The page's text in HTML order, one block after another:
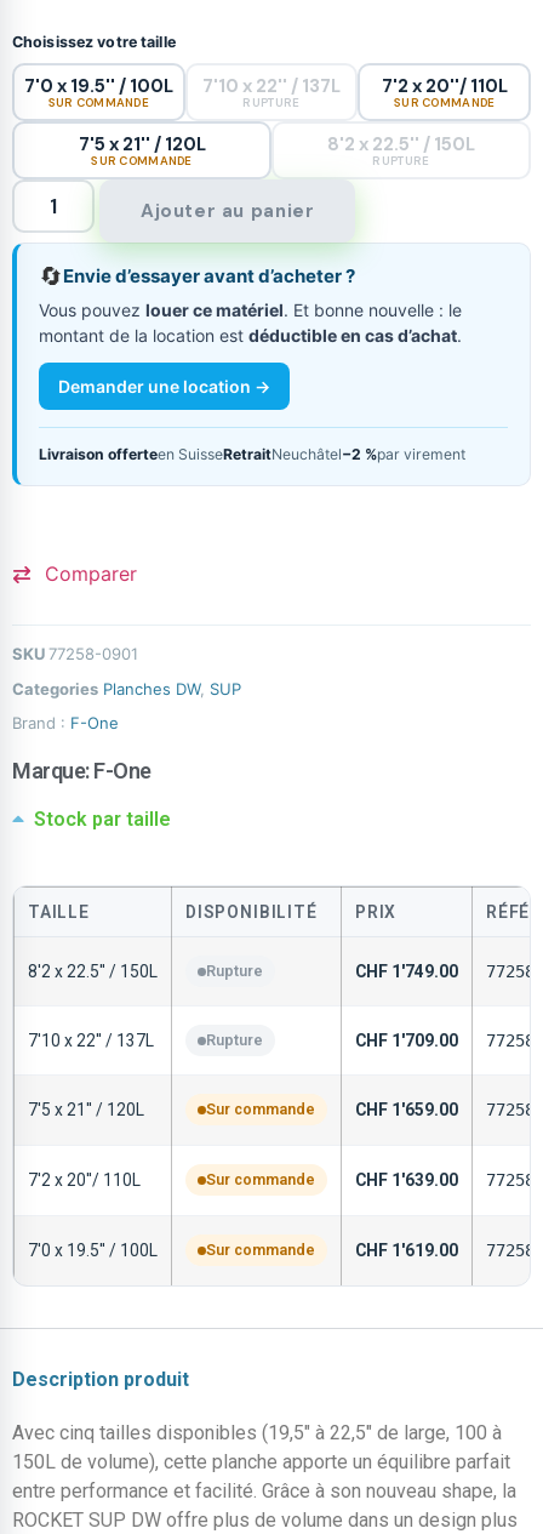
Choisissez votre taille
7'0 x 19.5'' / 100L
SUR COMMANDE
7'10 x 22'' / 137L
RUPTURE
7'2 x 20''/ 110L
SUR COMMANDE
7'5 x 21'' / 120L
SUR COMMANDE
8'2 x 22.5'' / 150L
RUPTURE
Ajouter au panier
🔄Envie d’essayer avant d’acheter ?
Vous pouvez louer ce matériel. Et bonne nouvelle : le
montant de la location est déductible en cas d’achat.
Demander une location →
Livraison offerteen SuisseRetraitNeuchâtel−2 %par virement
Comparer
SKU 77258-0901
Categories Planches DW, SUP
Brand : F-One
Marque:F-One
Stock par taille
TAILLE DISPONIBILITÉ PRIX
8'2 x 22.5'' / 150L Rupture CHF 1'749.00
7'10 x 22'' / 137L Rupture CHF 1'709.00
7'5 x 21'' / 120L Sur commande CHF 1'659.00
7'2 x 20''/ 110L Sur commande CHF 1'639.00
7'0 x 19.5'' / 100L Sur commande CHF 1'619.00
Description produit
Avec cinq tailles disponibles (19,5″ à 22,5″ de large, 100 à
150L de volume), cette planche apporte un équilibre parfait
entre performance et facilité. Grâce à son nouveau shape, la
ROCKET SUP DW offre plus de volume dans un design plus